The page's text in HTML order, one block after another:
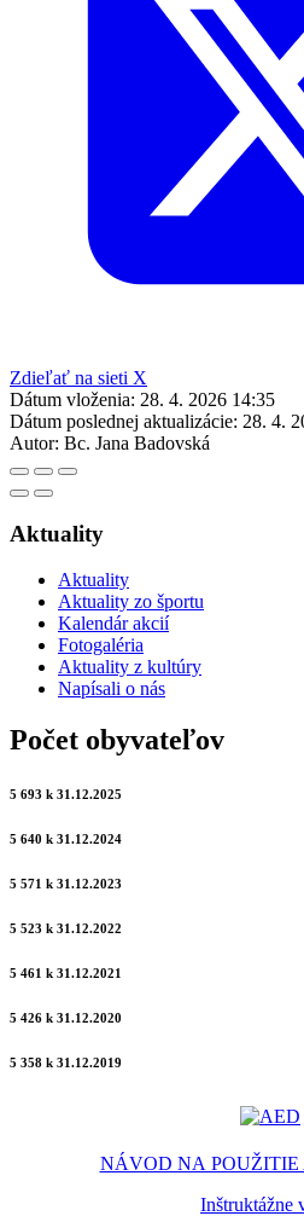
Zdieľať na sieti X
Dátum vloženia: 28. 4. 2026 14:35
Dátum poslednej aktualizácie: 28. 4.
Autor: Bc. Jana Badovská
Aktuality
Aktuality
Aktuality zo športu
Kalendár akcií
Fotogaléria
Aktuality z kultúry
Napísali o nás
Počet obyvateľov
5 693 k 31.12.2025
5 640 k 31.12.2024
5 571 k 31.12.2023
5 523 k 31.12.2022
5 461 k 31.12.2021
5 426 k 31.12.2020
5 358 k 31.12.2019
NÁVOD NA POUŽITIE
Inštruktážne